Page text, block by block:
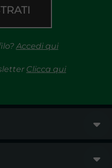
Accedi qui
Clicca qui